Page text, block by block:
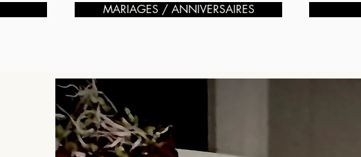
MARIAGES / ANNIVERSAIRES